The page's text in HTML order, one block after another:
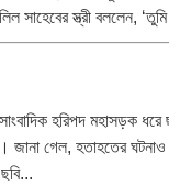
সাহেবের স্ত্রী বললেন,
হরিপদ মহাসড়ক ধরে
জানা গেল, হতাহতের